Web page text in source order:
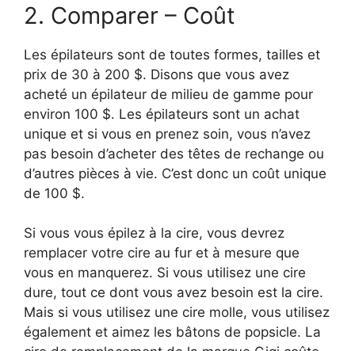
2. Comparer – Coût
Les épilateurs sont de toutes formes, tailles et
prix de 30 à 200 $. Disons que vous avez
acheté un épilateur de milieu de gamme pour
environ 100 $. Les épilateurs sont un achat
unique et si vous en prenez soin, vous n’avez
pas besoin d’acheter des têtes de rechange ou
d’autres pièces à vie. C’est donc un coût unique
de 100 $.
Si vous vous épilez à la cire, vous devrez
remplacer votre cire au fur et à mesure que
vous en manquerez. Si vous utilisez une cire
dure, tout ce dont vous avez besoin est la cire.
Mais si vous utilisez une cire molle, vous utilisez
également et aimez les bâtons de popsicle. La